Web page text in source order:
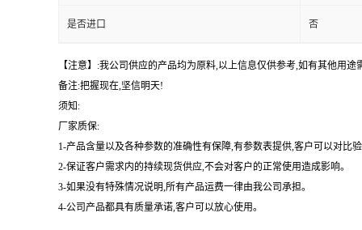
是否进口 否
【注意】:我公司供应的产品均为原料,以上信息仅供参考,如有其他用
备注:把握现在,坚信明天!
须知:
厂家质保:
1-产品含量以及各种参数的准确性有保障,有参数表提供,客户可以对比
2-保证客户需求内的持续现货供应,不会对客户的正常使用造成影响。
3-如果没有特殊情况说明,所有产品运费一律由我公司承担。
4-公司产品都具有质量承诺,客户可以放心使用。